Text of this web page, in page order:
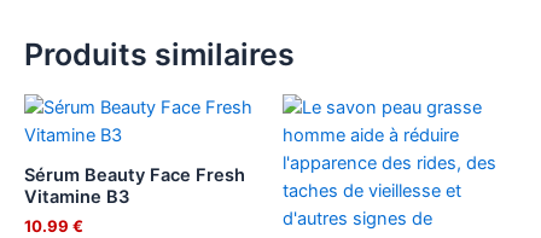
Produits similaires
Sérum Beauty Face Fresh
Vitamine B3
10.99 €